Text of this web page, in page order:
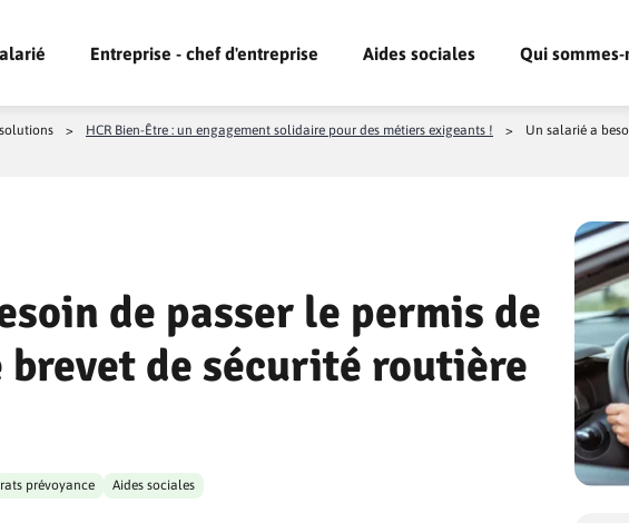
Entreprise - chef d'entreprise Aides sociales Qui sommes-
> HCR Bien-Être : un engagement solidaire pour des métiers exigeants ! >
Un salarié a
de passer le permis de
de sécurité routière
prévoyance Aides sociales